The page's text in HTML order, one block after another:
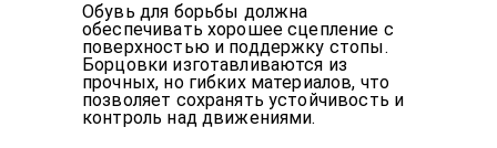
Обувь для борьбы должна
обеспечивать хорошее сцепление с
поверхностью и поддержку стопы.
Борцовки изготавливаются из
прочных, но гибких материалов, что
позволяет сохранять устойчивость и
контроль над движениями.